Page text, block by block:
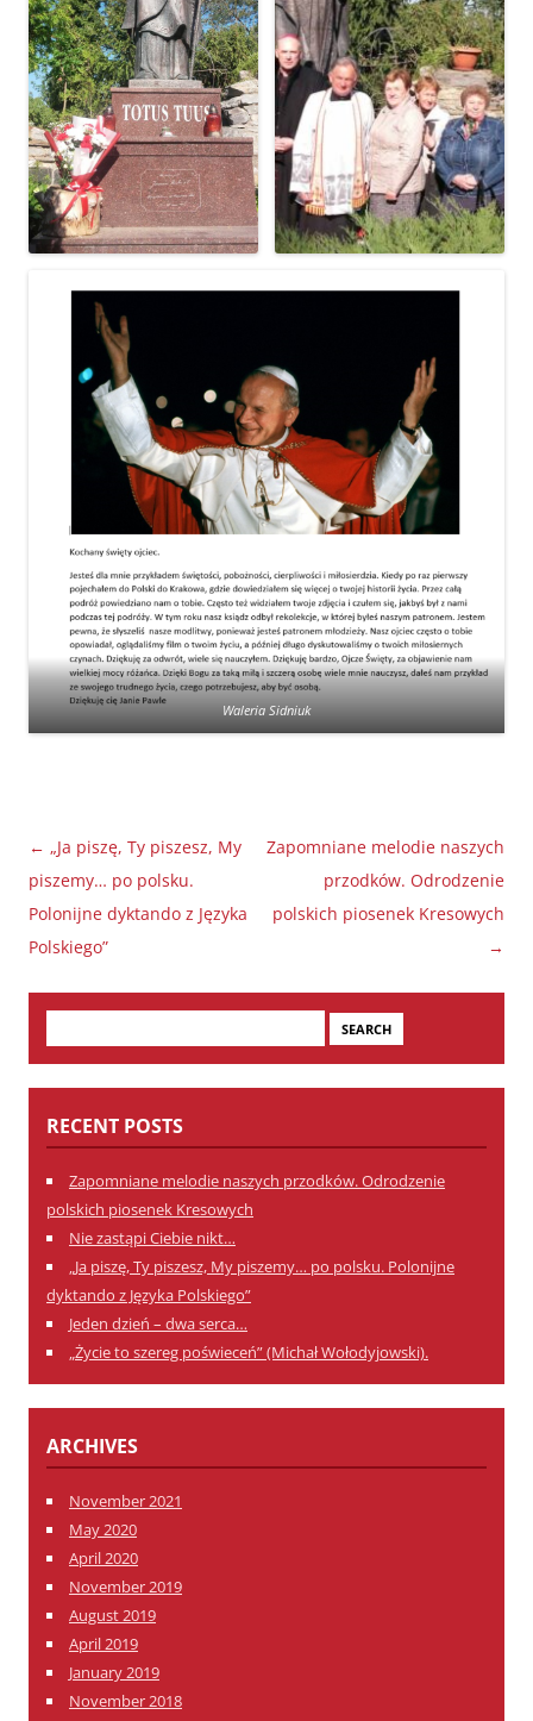
Waleria Sidniuk
Post
navigation
← „Ja piszę, Ty piszesz, My
piszemy… po polsku.
Polonijne dyktando z Języka
Polskiego”
Zapomniane melodie naszych
przodków. Odrodzenie
polskich piosenek Kresowych
→
for:
RECENT POSTS
Zapomniane melodie naszych przodków. Odrodzenie
polskich piosenek Kresowych
Nie zastąpi Ciebie nikt…
„Ja piszę, Ty piszesz, My piszemy… po polsku. Polonijne
dyktando z Języka Polskiego”
Jeden dzień – dwa serca…
„Życie to szereg poświeceń” (Michał Wołodyjowski).
ARCHIVES
November 2021
May 2020
April 2020
November 2019
August 2019
April 2019
January 2019
November 2018